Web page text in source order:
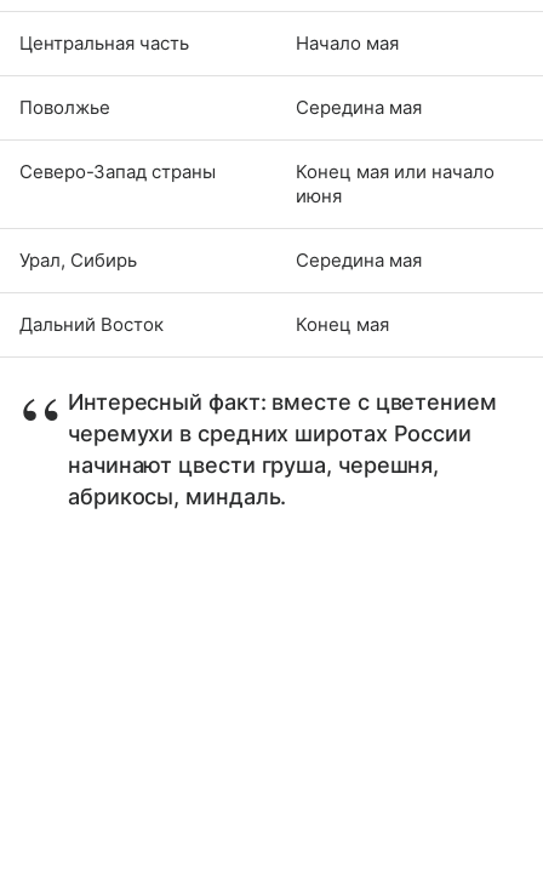
Центральная часть Начало мая
Поволжье Середина мая
Северо-Запад страны
Конец мая или начало
июня
Урал, Сибирь Середина мая
Дальний Восток Конец мая
Интересный факт: вместе с цветением
черемухи в средних широтах России
начинают цвести груша, черешня,
абрикосы, миндаль.